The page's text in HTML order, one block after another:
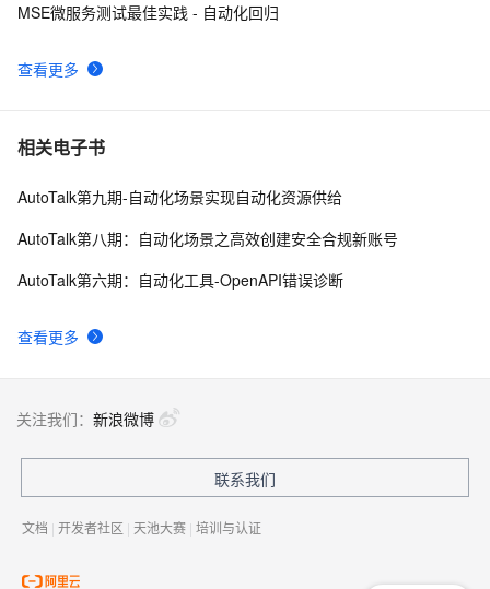
8 perl--CGI编程之Apache服务器安装配置
9 如何绑定多个action到一个slot
10
查看更多
MSE微服务测试最佳实践 - 自动化回归
相关电子书
查看更多
AutoTalk第九期-自动化场景实现自动化资源供给
AutoTalk第八期：自动化场景之高效创建安全合规新账号
AutoTalk第六期：自动化工具-OpenAPI错误诊断
关注我们： 新浪微博
联系我们
文档 | 开发者社区 | 天池大赛 | 培训与认证